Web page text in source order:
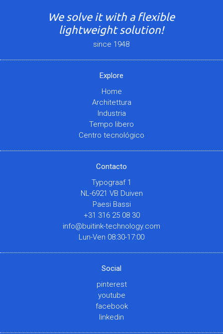
We solve it with a flexible
lightweight solution!
since 1948
Explore
Home
Architettura
Industria
Tempo libero
Centro tecnológico
Contacto
Typograaf 1
NL-6921 VB Duiven
Paesi Bassi
+31 316 25 08 30
info@buitink-technology.com
Lun-Ven 08:30-17:00
Social
pinterest
youtube
facebook
linkedin